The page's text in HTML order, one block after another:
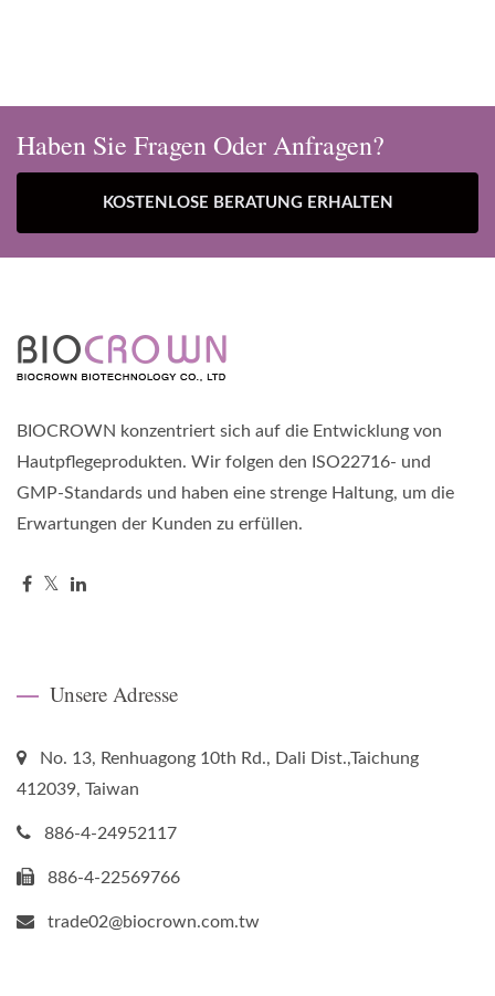
Haben Sie Fragen Oder Anfragen?
KOSTENLOSE BERATUNG ERHALTEN
BIOCROWN konzentriert sich auf die Entwicklung von
Hautpflegeprodukten. Wir folgen den ISO22716- und
GMP-Standards und haben eine strenge Haltung, um die
Erwartungen der Kunden zu erfüllen.
Unsere Adresse
No. 13, Renhuagong 10th Rd., Dali Dist.,Taichung
412039, Taiwan
886-4-24952117
886-4-22569766
trade02@biocrown.com.tw